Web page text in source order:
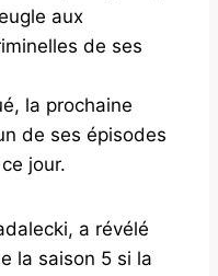
aux
de ses
la prochaine
de ses épisodes
jour.
a révélé
la saison 5 si la